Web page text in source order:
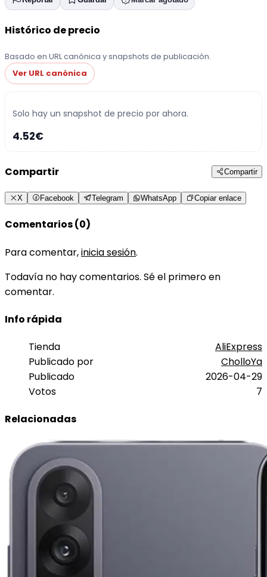
Histórico de precio
Basado en URL canónica y snapshots de publicación.
Ver URL canónica
Solo hay un snapshot de precio por ahora.
4.52€
Compartir Compartir
X Facebook Telegram WhatsApp Copiar enlace
Comentarios (0)
Para comentar,inicia sesión.
Todavía no hay comentarios. Sé el primero en
comentar.
Info rápida
Tienda
AliExpress
Publicado por
CholloYa
Publicado
2026-04-29
Votos
7
Relacionadas